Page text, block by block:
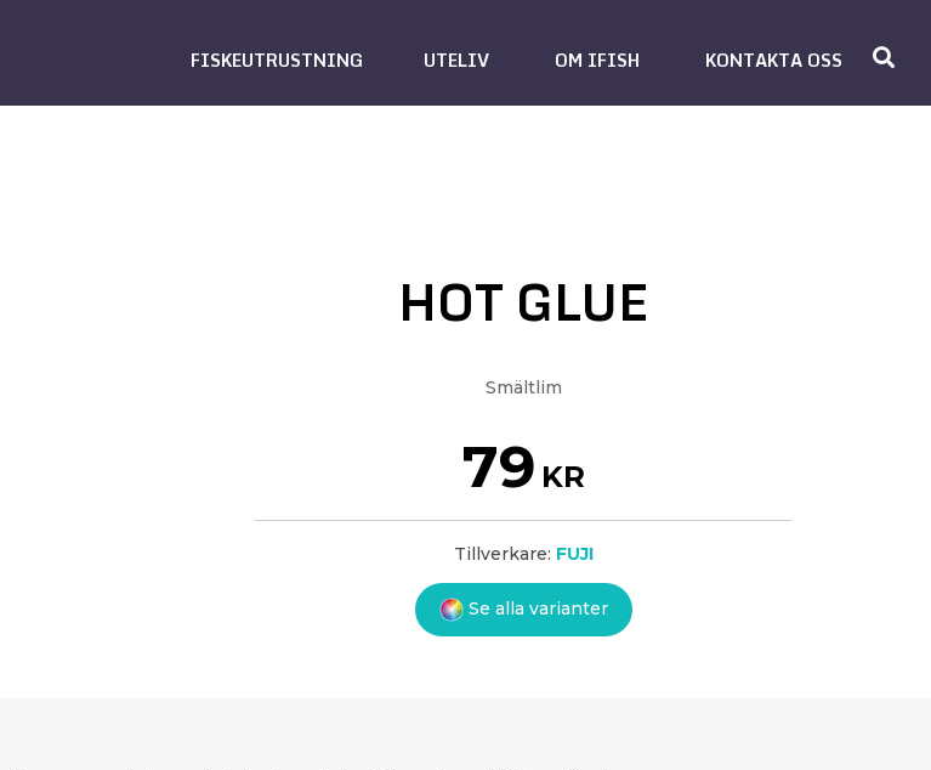
FISKEUTRUSTNING UTELIV OM IFISH KONTAKTA OSS
HOT GLUE
Smältlim
79 KR
Tillverkare: FUJI
Se alla varianter